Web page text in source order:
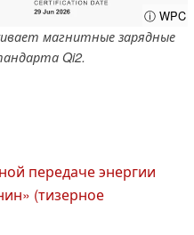
ⓘ WPC
магнитные зарядные
Qi2.
передаче энергии
(тизерное